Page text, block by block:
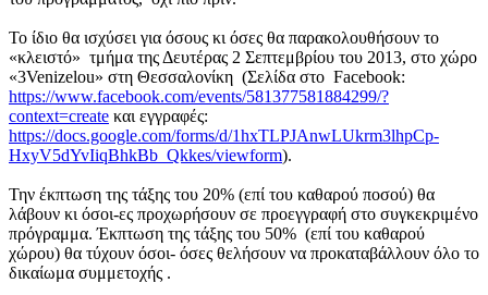
Το ίδιο θα ισχύσει για όσους κι όσες θα παρακολουθήσουν το
«κλειστό» τμήμα της Δευτέρας 2 Σεπτεμβρίου του 2013, στο χώρο
«3Venizelou» στη Θεσσαλονίκη (Σελίδα στο Facebook:
https://www.facebook.com/events/581377581884299/?
context=create και εγγραφές:
https://docs.google.com/forms/d/1hxTLPJAnwLUkrm3lhpCp-
HxyV5dYvIiqBhkBb_Qkkes/viewform).
Την έκπτωση της τάξης του 20% (επί του καθαρού ποσού) θα
λάβουν κι όσοι-ες προχωρήσουν σε προεγγραφή στο συγκεκριμένο
πρόγραμμα. Έκπτωση της τάξης του 50% (επί του καθαρού
χώρου) θα τύχουν όσοι- όσες θελήσουν να προκαταβάλλουν όλο το
δικαίωμα συμμετοχής .